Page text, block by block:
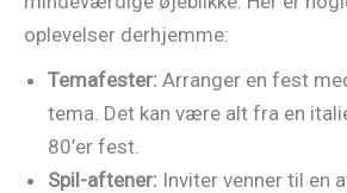
oplevelser derhjemme:
Temafester: Arranger en fest
tema. Det kan være alt fra en
80’er fest.
Spil-aftener: Inviter venner til en